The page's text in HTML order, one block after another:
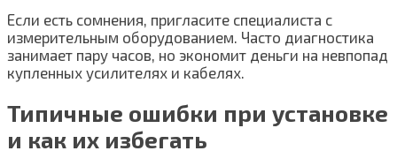
Если есть сомнения, пригласите специалиста с
измерительным оборудованием. Часто диагностика
занимает пару часов, но экономит деньги на невпопад
купленных усилителях и кабелях.
Типичные ошибки при установке
и как их избегать